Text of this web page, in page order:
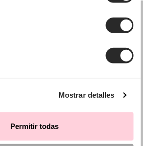
Mostrar detalles
Permitir todas